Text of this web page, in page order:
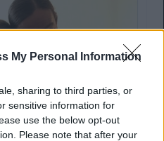
My Personal Information
sharing to third parties, or
sensitive information for
use the below opt-out
Please note that after your